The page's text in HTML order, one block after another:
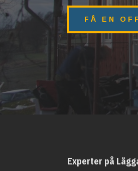
FÅ EN
Experter på